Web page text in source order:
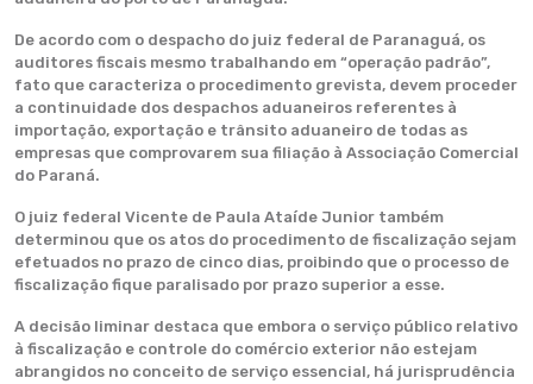
De acordo com o despacho do juiz federal de Paranaguá, os
auditores fiscais mesmo trabalhando em “operação padrão”,
fato que caracteriza o procedimento grevista, devem proceder
a continuidade dos despachos aduaneiros referentes à
importação, exportação e trânsito aduaneiro de todas as
empresas que comprovarem sua filiação à Associação Comercial
do Paraná.
O juiz federal Vicente de Paula Ataíde Junior também
determinou que os atos do procedimento de fiscalização sejam
efetuados no prazo de cinco dias, proibindo que o processo de
fiscalização fique paralisado por prazo superior a esse.
A decisão liminar destaca que embora o serviço público relativo
à fiscalização e controle do comércio exterior não estejam
abrangidos no conceito de serviço essencial, há jurisprudência